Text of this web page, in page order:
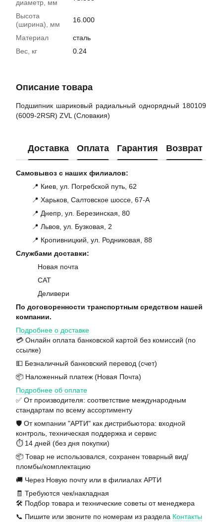
диаметр, мм
Высота
(ширина), мм
16.000
Материал
сталь
Вес, кг
0.24
Описание товара
Подшипник шариковый радиальный однорядный 180109
(6009-2RSR) ZVL (Словакия)
Доставка Оплата Гарантия Возврат
Самовывоз с наших филиалов:
📍 Киев, ул. Погребской путь, 62
📍 Харьков, Салтовское шоссе, 67-А
📍 Днепр, ул. Березинская, 80
📍 Львов, ул. Бузковая, 2
📍 Кропивницкий, ул. Родниковая, 88
Службами доставки:
Новая почта
САТ
Деливери
По договоренности транспортным средством нашей
компании.
Подробнее о доставке
💳 Онлайн оплата банковской картой без комиссий (по
ссылке)
💵 Безналичный банковский перевод (счет)
📦 Наложенный платеж (Новая Почта)
Подробнее об оплате
✅ От производителя: соответствие международным
стандартам по всему ассортименту
🛡️ От компании "АРТИ" как дистрибьютора: входной
контроль, техническая поддержка и сервис
⏱️ 14 дней (без дня покупки)
📦 Товар не использовался, сохранен товарный вид/
пломбы/комплектацию
🚚 Через Новую почту или в филиалах АРТИ
🧾 Требуются чек/накладная
🛠️ Подбор товара и технические советы от менеджера
📞 Пишите или звоните по номерам из раздела Контакты